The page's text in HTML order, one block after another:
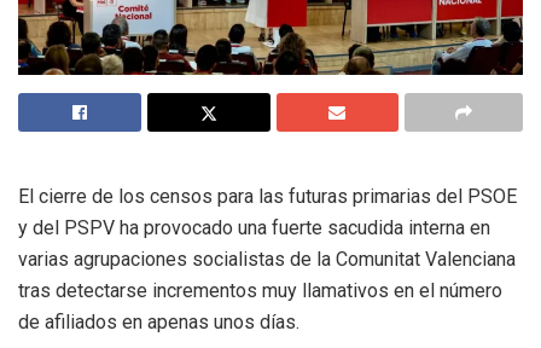
El cierre de los censos para las futuras primarias del PSOE
y del PSPV ha provocado una fuerte sacudida interna en
varias agrupaciones socialistas de la Comunitat Valenciana
tras detectarse incrementos muy llamativos en el número
de afiliados en apenas unos días.